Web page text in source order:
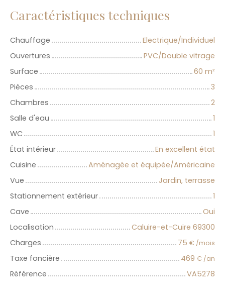
Caractéristiques techniques
Chauffage
Electrique/Individuel
Ouvertures
PVC/Double vitrage
Surface
60 m²
Pièces
3
Chambres
2
Salle d'eau
1
WC
1
État intérieur
En excellent état
Cuisine
Aménagée et équipée/Américaine
Vue
Jardin, terrasse
Stationnement extérieur
1
Cave
Oui
Localisation
Caluire-et-Cuire 69300
Charges
75 € /mois
Taxe foncière 469 € /an
Référence VA5278